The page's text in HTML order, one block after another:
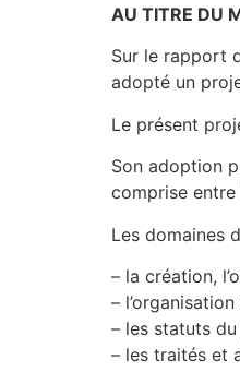
AU TITRE DU
Sur le rapport
adopté un
Le présent
Son adoption
comprise entre
Les domaines
– la création,
–
– les statuts
– les traités et